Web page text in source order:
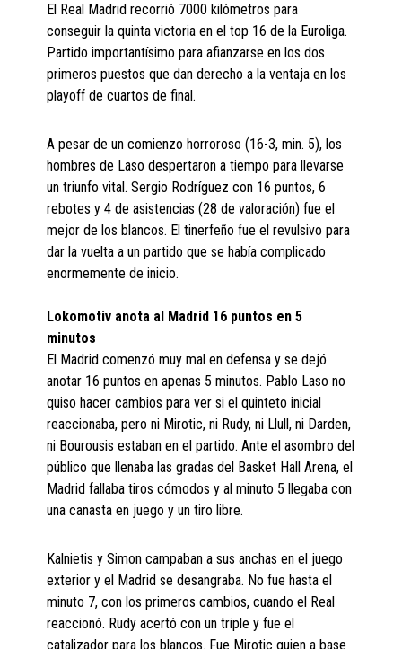
El Real Madrid recorrió 7000 kilómetros para
conseguir la quinta victoria en el top 16 de la Euroliga.
Partido importantísimo para afianzarse en los dos
primeros puestos que dan derecho a la ventaja en los
playoff de cuartos de final.
A pesar de un comienzo horroroso (16-3, min. 5), los
hombres de Laso despertaron a tiempo para llevarse
un triunfo vital. Sergio Rodríguez con 16 puntos, 6
rebotes y 4 de asistencias (28 de valoración) fue el
mejor de los blancos. El tinerfeño fue el revulsivo para
dar la vuelta a un partido que se había complicado
enormemente de inicio.
Lokomotiv anota al Madrid 16 puntos en 5
minutos
El Madrid comenzó muy mal en defensa y se dejó
anotar 16 puntos en apenas 5 minutos. Pablo Laso no
quiso hacer cambios para ver si el quinteto inicial
reaccionaba, pero ni Mirotic, ni Rudy, ni Llull, ni Darden,
ni Bourousis estaban en el partido. Ante el asombro del
público que llenaba las gradas del Basket Hall Arena, el
Madrid fallaba tiros cómodos y al minuto 5 llegaba con
una canasta en juego y un tiro libre.
Kalnietis y Simon campaban a sus anchas en el juego
exterior y el Madrid se desangraba. No fue hasta el
minuto 7, con los primeros cambios, cuando el Real
reaccionó. Rudy acertó con un triple y fue el
catalizador para los blancos. Fue Mirotic quien a base